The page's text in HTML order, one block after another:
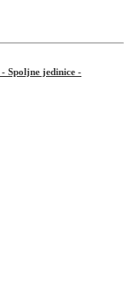
Spoljne jedinice -